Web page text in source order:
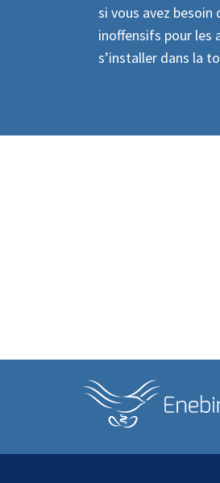
si vous avez
inoffensifs pour les
s’installer dans la